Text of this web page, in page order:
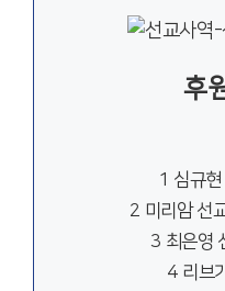
후
1 심규
2 미리암 선
3 최은영
4 리브